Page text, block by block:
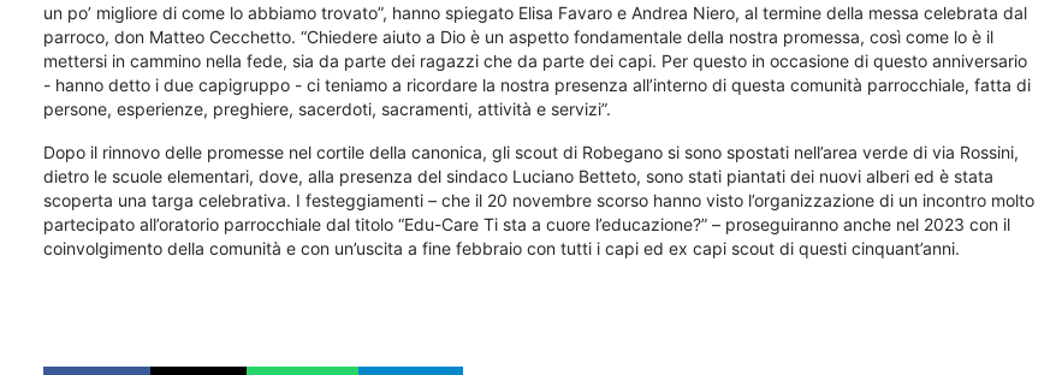
un po’ migliore di come lo abbiamo trovato”, hanno spiegato Elisa Favaro e Andrea Niero, al termine della messa celebrata dal
parroco, don Matteo Cecchetto. “Chiedere aiuto a Dio è un aspetto fondamentale della nostra promessa, così come lo è il
mettersi in cammino nella fede, sia da parte dei ragazzi che da parte dei capi. Per questo in occasione di questo anniversario
- hanno detto i due capigruppo - ci teniamo a ricordare la nostra presenza all’interno di questa comunità parrocchiale, fatta di
persone, esperienze, preghiere, sacerdoti, sacramenti, attività e servizi”.
Dopo il rinnovo delle promesse nel cortile della canonica, gli scout di Robegano si sono spostati nell’area verde di via Rossini,
dietro le scuole elementari, dove, alla presenza del sindaco Luciano Betteto, sono stati piantati dei nuovi alberi ed è stata
scoperta una targa celebrativa. I festeggiamenti – che il 20 novembre scorso hanno visto l’organizzazione di un incontro molto
partecipato all’oratorio parrocchiale dal titolo “Edu-Care Ti sta a cuore l’educazione?” – proseguiranno anche nel 2023 con il
coinvolgimento della comunità e con un’uscita a fine febbraio con tutti i capi ed ex capi scout di questi cinquant’anni.